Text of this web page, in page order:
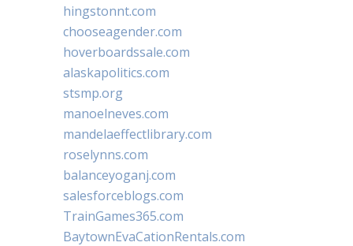
hingstonnt.com
chooseagender.com
hoverboardssale.com
alaskapolitics.com
stsmp.org
manoelneves.com
mandelaeffectlibrary.com
roselynns.com
balanceyoganj.com
salesforceblogs.com
TrainGames365.com
BaytownEvaCationRentals.com